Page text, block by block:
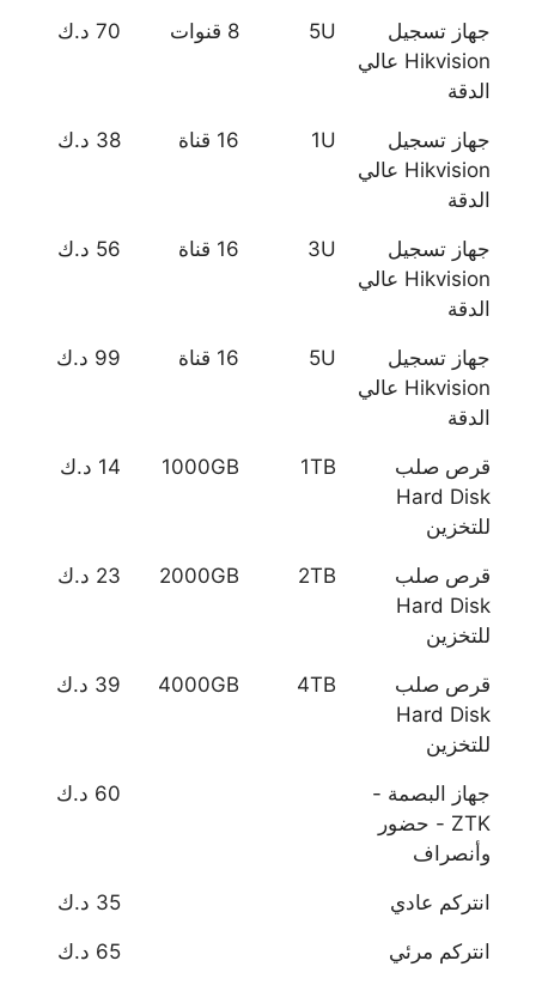
جهاز تسجيل
Hikvision عالي
الدقة
5U 8 قنوات 70 د.ك
جهاز تسجيل
Hikvision عالي
الدقة
1U 16 قناة 38 د.ك
جهاز تسجيل
Hikvision عالي
الدقة
3U 16 قناة 56 د.ك
جهاز تسجيل
Hikvision عالي
الدقة
5U 16 قناة 99 د.ك
قرص صلب
Hard Disk
للتخزين
1TB
1000GB 14 د.ك
قرص صلب
Hard Disk
للتخزين
2TB
2000GB 23 د.ك
قرص صلب
Hard Disk
للتخزين
4TB
4000GB 39 د.ك
جهاز البصمة -
ZTK - حضور
وأنصراف
60 د.ك
انتركم عادي 35 د.ك
انتركم مرئي 65 د.ك